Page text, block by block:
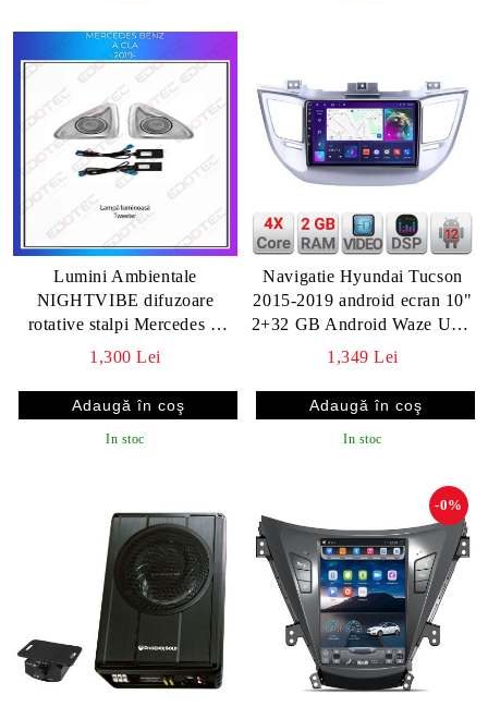
Lumini Ambientale
NIGHTVIBE difuzoare
rotative stalpi Mercedes A
W177 CLA W118 control pe
1,300 Lei
In stoc
Navigatie Hyundai Tucson
2015-2019 android ecran 10"
2+32 GB Android Waze USB
Navigatie Internet Youtube
1,349 Lei
In stoc
-0%